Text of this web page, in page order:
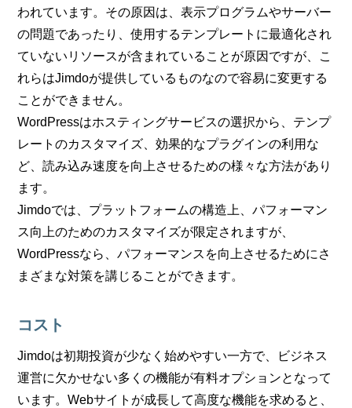
われています。その原因は、表示プログラムやサーバー
の問題であったり、使用するテンプレートに最適化され
ていないリソースが含まれていることが原因ですが、こ
れらはJimdoが提供しているものなので容易に変更する
ことができません。
WordPressはホスティングサービスの選択から、テンプ
レートのカスタマイズ、効果的なプラグインの利用な
ど、読み込み速度を向上させるための様々な方法があり
ます。
Jimdoでは、プラットフォームの構造上、パフォーマン
ス向上のためのカスタマイズが限定されますが、
WordPressなら、パフォーマンスを向上させるためにさ
まざまな対策を講じることができます。
コスト
Jimdoは初期投資が少なく始めやすい一方で、ビジネス
運営に欠かせない多くの機能が有料オプションとなって
います。Webサイトが成長して高度な機能を求めると、